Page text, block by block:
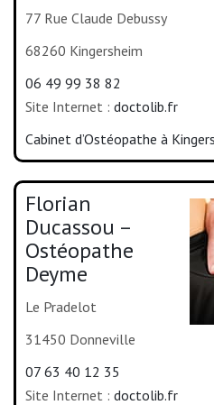
77 Rue Claude Debussy
68260 Kingersheim
06 49 99 38 82
Site Internet : doctolib.fr
Cabinet d’Ostéopathe à
Florian
Ducassou –
Ostéopathe
Deyme
Le Pradelot
31450 Donneville
07 63 40 12 35
Site Internet : doctolib.fr